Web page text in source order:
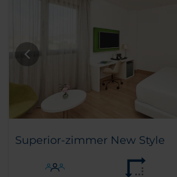
Superior-zimmer New Style